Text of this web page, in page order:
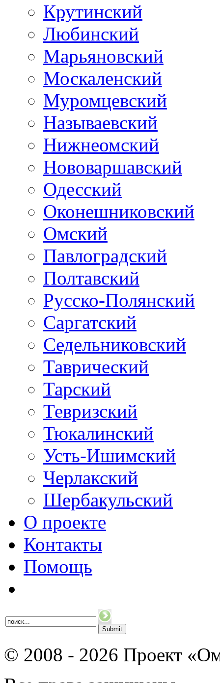
Крутинский
Любинский
Марьяновский
Москаленский
Муромцевский
Называевский
Нижнеомский
Нововаршавский
Одесский
Оконешниковский
Омский
Павлоградский
Полтавский
Русско-Полянский
Саргатский
Седельниковский
Таврический
Тарский
Тевризский
Тюкалинский
Усть-Ишимский
Черлакский
Шербакульский
О проекте
Контакты
Помощь
© 2008 - 2026 Проект